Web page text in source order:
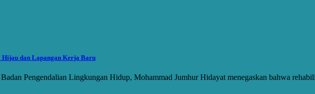
Hijau dan Lapangan Kerja Baru
Pengendalian Lingkungan Hidup, Mohammad Jumhur Hidayat menegaskan bahwa